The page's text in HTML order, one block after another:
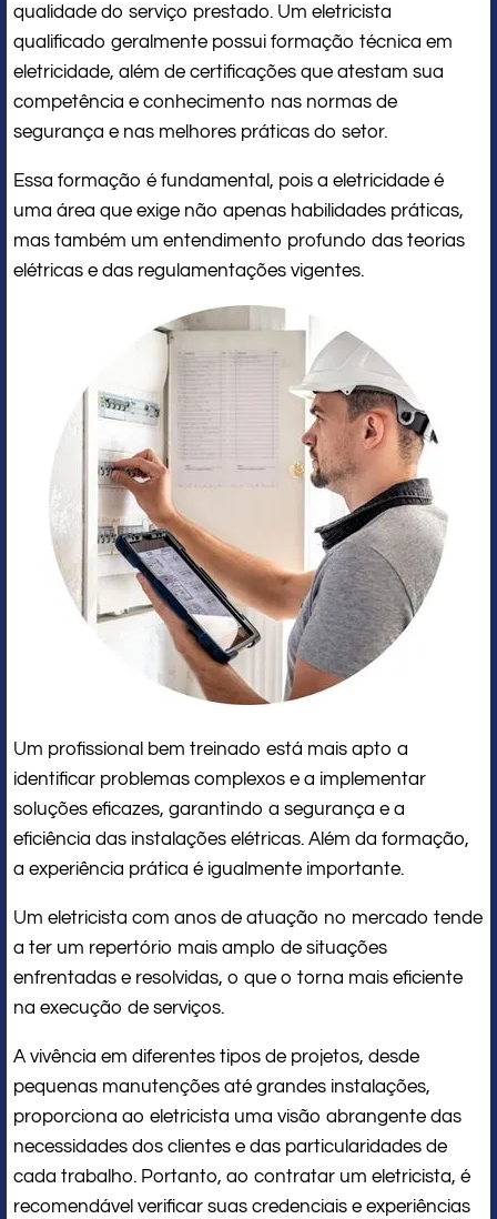
qualidade do serviço prestado. Um eletricista
qualificado geralmente possui formação técnica em
eletricidade, além de certificações que atestam sua
competência e conhecimento nas normas de
segurança e nas melhores práticas do setor.
Essa formação é fundamental, pois a eletricidade é
uma área que exige não apenas habilidades práticas,
mas também um entendimento profundo das teorias
elétricas e das regulamentações vigentes.
Um profissional bem treinado está mais apto a
identificar problemas complexos e a implementar
soluções eficazes, garantindo a segurança e a
eficiência das instalações elétricas. Além da formação,
a experiência prática é igualmente importante.
Um eletricista com anos de atuação no mercado tende
a ter um repertório mais amplo de situações
enfrentadas e resolvidas, o que o torna mais eficiente
na execução de serviços.
A vivência em diferentes tipos de projetos, desde
pequenas manutenções até grandes instalações,
proporciona ao eletricista uma visão abrangente das
necessidades dos clientes e das particularidades de
cada trabalho. Portanto, ao contratar um eletricista, é
recomendável verificar suas credenciais e experiências